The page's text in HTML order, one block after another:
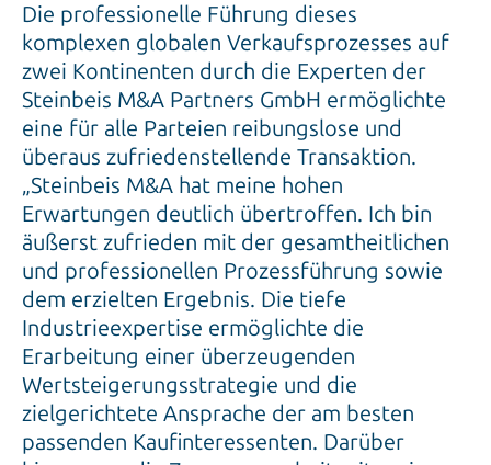
Die professionelle Führung dieses
komplexen globalen Verkaufsprozesses auf
zwei Kontinenten durch die Experten der
Steinbeis M&A Partners GmbH ermöglichte
eine für alle Parteien reibungslose und
überaus zufriedenstellende Transaktion.
„Steinbeis M&A hat meine hohen
Erwartungen deutlich übertroffen. Ich bin
äußerst zufrieden mit der gesamtheitlichen
und professionellen Prozessführung sowie
dem erzielten Ergebnis. Die tiefe
Industrieexpertise ermöglichte die
Erarbeitung einer überzeugenden
Wertsteigerungsstrategie und die
zielgerichtete Ansprache der am besten
passenden Kaufinteressenten. Darüber